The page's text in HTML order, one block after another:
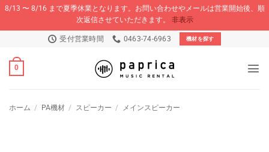
8/13 〜 8/16 まで夏季休業となります。お問い合わせやメールは営業開始後、順
次返信させていただきます。 非表示
content
受付営業時間 0463-74-6963 機材を探す
0
ホーム / PA機材 / スピーカー / メインスピーカー